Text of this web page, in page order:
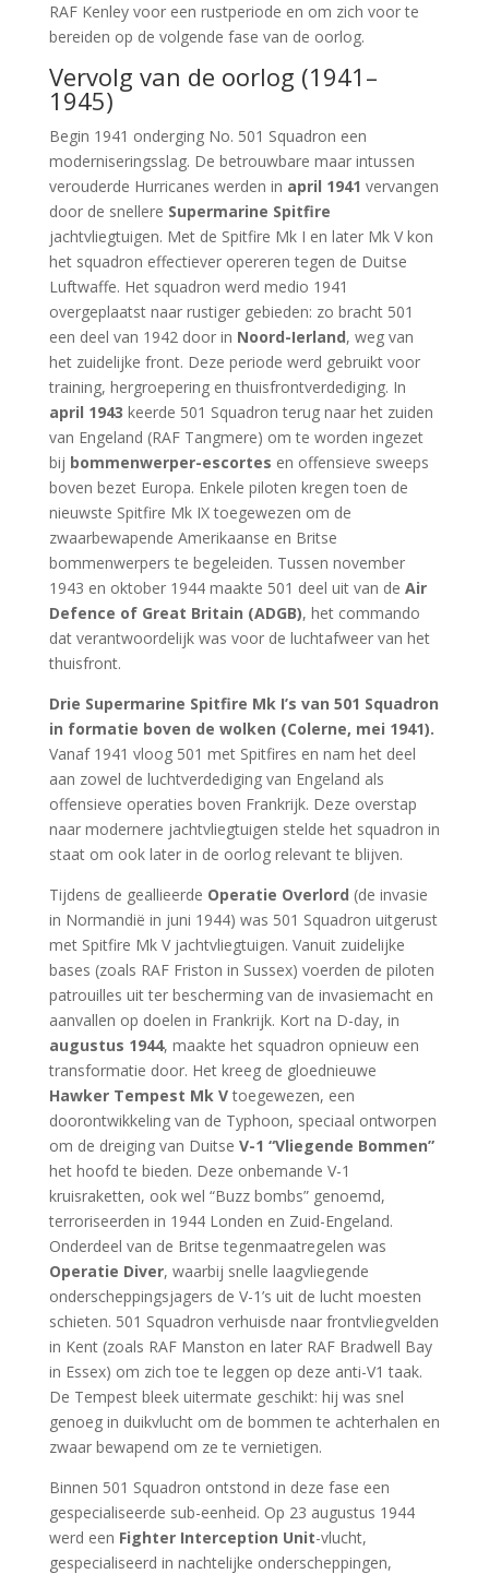
RAF Kenley voor een rustperiode en om zich voor te
bereiden op de volgende fase van de oorlog.
Vervolg van de oorlog (1941–
1945)
Begin 1941 onderging No. 501 Squadron een
moderniseringsslag. De betrouwbare maar intussen
verouderde Hurricanes werden in april 1941 vervangen
door de snellere Supermarine Spitfire
jachtvliegtuigen. Met de Spitfire Mk I en later Mk V kon
het squadron effectiever opereren tegen de Duitse
Luftwaffe. Het squadron werd medio 1941
overgeplaatst naar rustiger gebieden: zo bracht 501
een deel van 1942 door in Noord-Ierland, weg van
het zuidelijke front. Deze periode werd gebruikt voor
training, hergroepering en thuisfrontverdediging. In
april 1943 keerde 501 Squadron terug naar het zuiden
van Engeland (RAF Tangmere) om te worden ingezet
bij bommenwerper-escortes en offensieve sweeps
boven bezet Europa. Enkele piloten kregen toen de
nieuwste Spitfire Mk IX toegewezen om de
zwaarbewapende Amerikaanse en Britse
bommenwerpers te begeleiden. Tussen november
1943 en oktober 1944 maakte 501 deel uit van de Air
Defence of Great Britain (ADGB), het commando
dat verantwoordelijk was voor de luchtafweer van het
thuisfront.
Drie Supermarine Spitfire Mk I’s van 501 Squadron
in formatie boven de wolken (Colerne, mei 1941).
Vanaf 1941 vloog 501 met Spitfires en nam het deel
aan zowel de luchtverdediging van Engeland als
offensieve operaties boven Frankrijk. Deze overstap
naar modernere jachtvliegtuigen stelde het squadron in
staat om ook later in de oorlog relevant te blijven.
Tijdens de geallieerde Operatie Overlord (de invasie
in Normandië in juni 1944) was 501 Squadron uitgerust
met Spitfire Mk V jachtvliegtuigen. Vanuit zuidelijke
bases (zoals RAF Friston in Sussex) voerden de piloten
patrouilles uit ter bescherming van de invasiemacht en
aanvallen op doelen in Frankrijk. Kort na D-day, in
augustus 1944, maakte het squadron opnieuw een
transformatie door. Het kreeg de gloednieuwe
Hawker Tempest Mk Vtoegewezen, een
doorontwikkeling van de Typhoon, speciaal ontworpen
om de dreiging van Duitse V-1 “Vliegende Bommen”
het hoofd te bieden. Deze onbemande V-1
kruisraketten, ook wel “Buzz bombs” genoemd,
terroriseerden in 1944 Londen en Zuid-Engeland.
Onderdeel van de Britse tegenmaatregelen was
Operatie Diver, waarbij snelle laagvliegende
onderscheppingsjagers de V-1’s uit de lucht moesten
schieten. 501 Squadron verhuisde naar frontvliegvelden
in Kent (zoals RAF Manston en later RAF Bradwell Bay
in Essex) om zich toe te leggen op deze anti-V1 taak.
De Tempest bleek uitermate geschikt: hij was snel
genoeg in duikvlucht om de bommen te achterhalen en
zwaar bewapend om ze te vernietigen.
Binnen 501 Squadron ontstond in deze fase een
gespecialiseerde sub-eenheid. Op 23 augustus 1944
werd een Fighter Interception Unit-vlucht,
gespecialiseerd in nachtelijke onderscheppingen,